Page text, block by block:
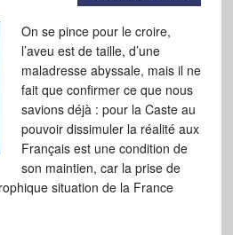
On se pince pour le croire,
l’aveu est de taille, d’une
maladresse abyssale, mais il ne
fait que confirmer ce que nous
savions déjà : pour la Caste au
pouvoir dissimuler la réalité aux
Français est une condition de
son maintien, car la prise de
situation de la France